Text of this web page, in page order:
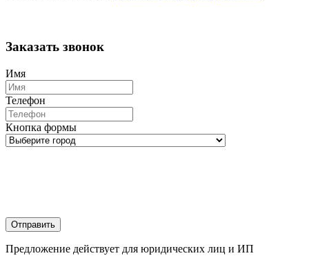
Заказать звонок
Имя
Телефон
Кнопка формы
Отправить
Предложение действует для юридических лиц и ИП